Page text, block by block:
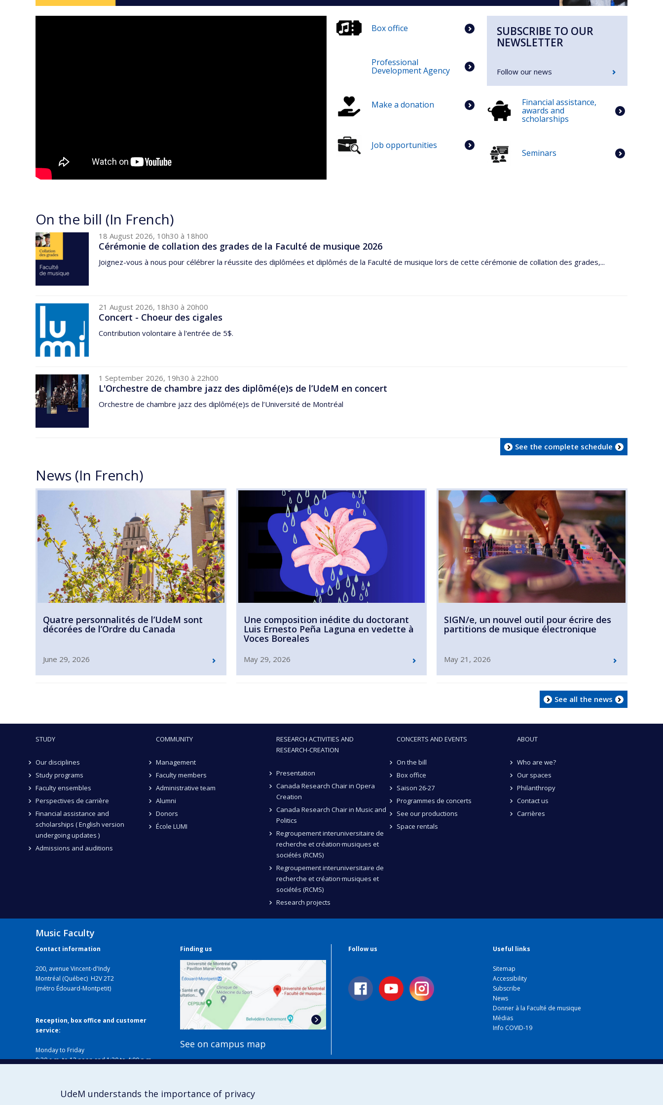
Box office
Professional
Development Agency
Make a donation
Job opportunities
SUBSCRIBE TO OUR
NEWSLETTER
Follow our news
Financial assistance,
awards and
scholarships
Seminars
On the bill (In French)
18 August 2026, 10h30 à 18h00
Cérémonie de collation des grades de la Faculté de musique 2026
Joignez-vous à nous pour célébrer la réussite des diplômées et diplômés de la Faculté de musique lors de cette cérémonie de collation des grades,...
21 August 2026, 18h30 à 20h00
Concert - Choeur des cigales
Contribution volontaire à l'entrée de 5$.
1 September 2026, 19h30 à 22h00
L'Orchestre de chambre jazz des diplômé(e)s de l’UdeM en concert
Orchestre de chambre jazz des diplômé(e)s de l’Université de Montréal
See the complete schedule
News (In French)
Quatre personnalités de l’UdeM sont
décorées de l’Ordre du Canada
June 29, 2026
Une composition inédite du doctorant
Luis Ernesto Peña Laguna en vedette à
Voces Boreales
May 29, 2026
SIGN/e, un nouvel outil pour écrire des
partitions de musique électronique
May 21, 2026
See all the news
STUDY
Our disciplines
Study programs
Faculty ensembles
Perspectives de carrière
Financial assistance and
scholarships ( English version
undergoing updates )
Admissions and auditions
COMMUNITY
Management
Faculty members
Administrative team
Alumni
Donors
École LUMI
RESEARCH ACTIVITIES AND
RESEARCH-CREATION
Presentation
Canada Research Chair in Opera
Creation
Canada Research Chair in Music and
Politics
Regroupement interuniversitaire de
recherche et création·musiques et
sociétés (RCMS)
Regroupement interuniversitaire de
recherche et création·musiques et
sociétés (RCMS)
Research projects
CONCERTS AND EVENTS
On the bill
Box office
Saison 26-27
Programmes de concerts
See our productions
Space rentals
ABOUT
Who are we?
Our spaces
Philanthropy
Contact us
Carrières
Music Faculty
Contact information
200, avenue Vincent-d'Indy
Montréal (Québec) H2V 2T2
(métro Édouard-Montpetit)
Reception, box office and customer
service:
Monday to Friday
8:30 a.m. to 12 noon and 1:30 to 4:00 p.m.
514 343-6427
musique@umontreal.ca
Finding us
See on campus map
Follow us Useful links
Sitemap
Accessibility
Subscribe
News
Donner à la Faculté de musique
Médias
Info COVID-19
UdeM understands the importance of privacy